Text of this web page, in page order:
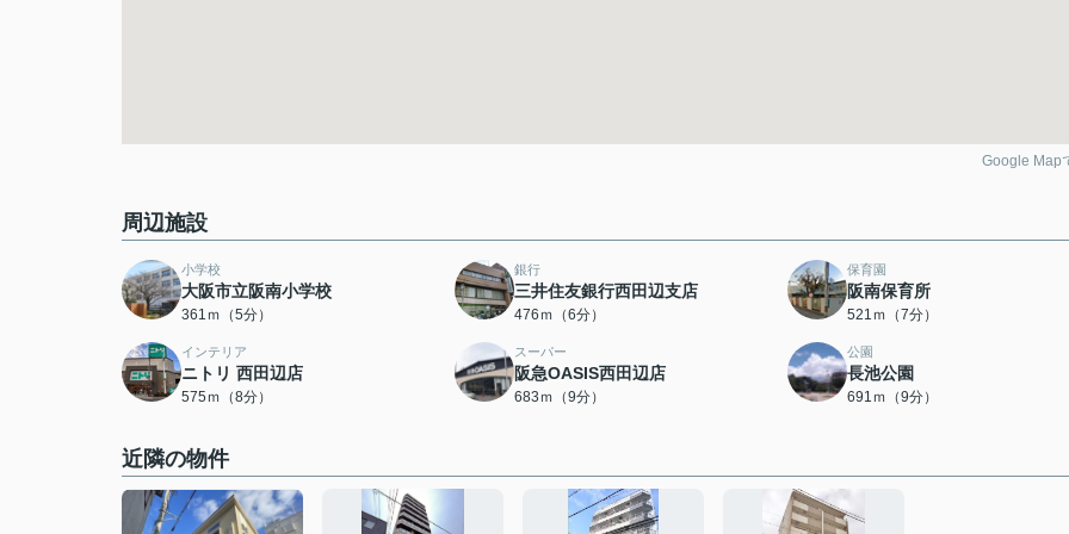
Google Map
周辺施設
小学校
大阪市立阪南小学校
361ｍ（5分）
銀行
三井住友銀行西田辺支店
476ｍ（6分）
保育園
阪南保育所
521ｍ（7分）
インテリア
ニトリ 西田辺店
575ｍ（8分）
スーパー
阪急OASIS西田辺店
683ｍ（9分）
公園
長池公園
691ｍ（9分）
近隣の物件